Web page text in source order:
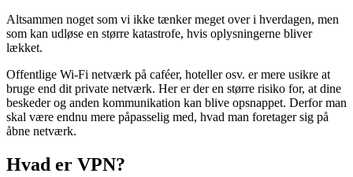
Altsammen noget som vi ikke tænker meget over i hverdagen, men
som kan udløse en større katastrofe, hvis oplysningerne bliver
lækket.
Offentlige Wi-Fi netværk på caféer, hoteller osv. er mere usikre at
bruge end dit private netværk. Her er der en større risiko for, at dine
beskeder og anden kommunikation kan blive opsnappet. Derfor man
skal være endnu mere påpasselig med, hvad man foretager sig på
åbne netværk.
Hvad er VPN?